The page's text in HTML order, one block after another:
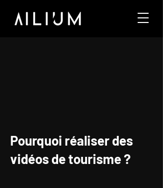
Pourquoi réaliser des
vidéos de tourisme ?